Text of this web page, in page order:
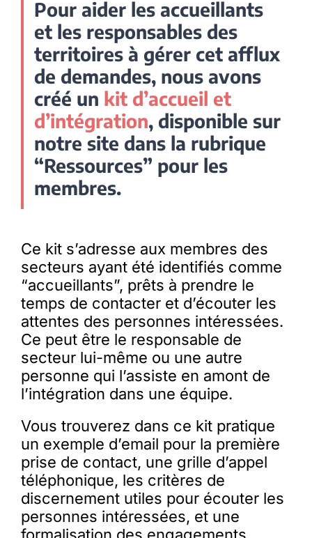
Pour aider les accueillants
et les responsables des
territoires à gérer cet afflux
de demandes, nous avons
créé un kit d’accueil et
d’intégration, disponible sur
notre site dans la rubrique
“Ressources” pour les
membres.
Ce kit s’adresse aux membres des
secteurs ayant été identifiés comme
“accueillants”, prêts à prendre le
temps de contacter et d’écouter les
attentes des personnes intéressées.
Ce peut être le responsable de
secteur lui-même ou une autre
personne qui l’assiste en amont de
l’intégration dans une équipe.
Vous trouverez dans ce kit pratique
un exemple d’email pour la première
prise de contact, une grille d’appel
téléphonique, les critères de
discernement utiles pour écouter les
personnes intéressées, et une